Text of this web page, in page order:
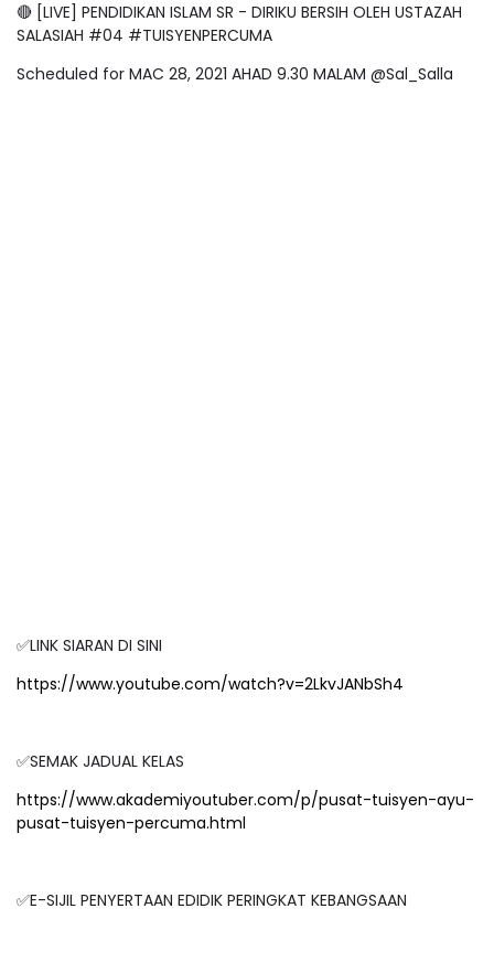
🔴 [LIVE] PENDIDIKAN ISLAM SR - DIRIKU BERSIH OLEH USTAZAH
SALASIAH #04 #TUISYENPERCUMA
Scheduled for MAC 28, 2021 AHAD 9.30 MALAM @Sal_Salla
✅LINK SIARAN DI SINI
https://www.youtube.com/watch?v=2LkvJANbSh4
✅SEMAK JADUAL KELAS
https://www.akademiyoutuber.com/p/pusat-tuisyen-ayu-
pusat-tuisyen-percuma.html
✅E-SIJIL PENYERTAAN EDIDIK PERINGKAT KEBANGSAAN